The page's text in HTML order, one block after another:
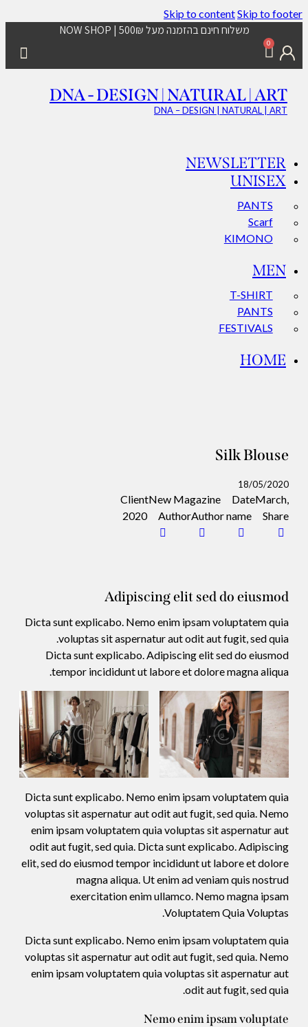
Skip to contentSkip to footer
משלוח חינם בהזמנה מעל 500₪ | NOW SHOP
0
DNA - DESIGN | NATURAL | ART
DNA – DESIGN | NATURAL | ART
NEWSLETTER
UNISEX
PANTS
Scarf
KIMONO
MEN
T-SHIRT
PANTS
FESTIVALS
HOME
Silk Blouse
18/05/2020
ClientNew Magazine DateMarch,
2020
AuthorAuthor name Share
Adipiscing elit sed do eiusmod
Dicta sunt explicabo. Nemo enim ipsam voluptatem quia
voluptas sit aspernatur aut odit aut fugit, sed quia.
Dicta sunt explicabo. Adipiscing elit sed do eiusmod
tempor incididunt ut labore et dolore magna aliqua.
Dicta sunt explicabo. Nemo enim ipsam voluptatem quia
voluptas sit aspernatur aut odit aut fugit, sed quia. Nemo
enim ipsam voluptatem quia voluptas sit aspernatur aut
odit aut fugit, sed quia. Dicta sunt explicabo. Adipiscing
elit, sed do eiusmod tempor incididunt ut labore et dolore
magna aliqua. Ut enim ad veniam quis nostrud
exercitation enim ullamco. Nemo magna ipsam
Voluptatem Quia Voluptas.
Dicta sunt explicabo. Nemo enim ipsam voluptatem quia
voluptas sit aspernatur aut odit aut fugit, sed quia. Nemo
enim ipsam voluptatem quia voluptas sit aspernatur aut
odit aut fugit, sed quia.
Nemo enim ipsam voluptate